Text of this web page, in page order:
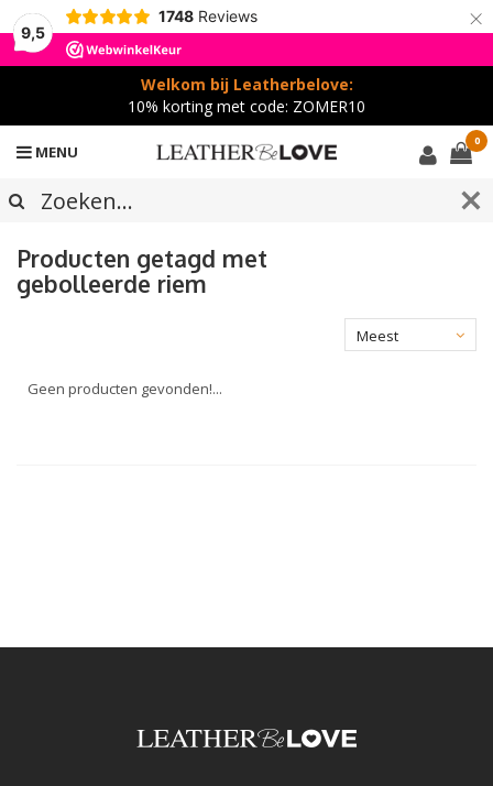
9,5
1748 Reviews ×
Welkom bij Leatherbelove:
10% korting met code: ZOMER10
MENU
0
Producten getagd met
gebolleerde riem
Meest
Geen producten gevonden!...